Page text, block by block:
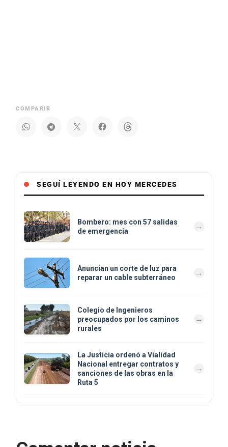
COMPARIR
SEGUÍ LEYENDO EN HOY MERCEDES
Bombero: mes con 57 salidas
de emergencia
Anuncian un corte de luz para
reparar un cable subterráneo
Colegio de Ingenieros
preocupados por los caminos
rurales
La Justicia ordenó a Vialidad
Nacional entregar contratos y
sanciones de las obras en la
Ruta 5